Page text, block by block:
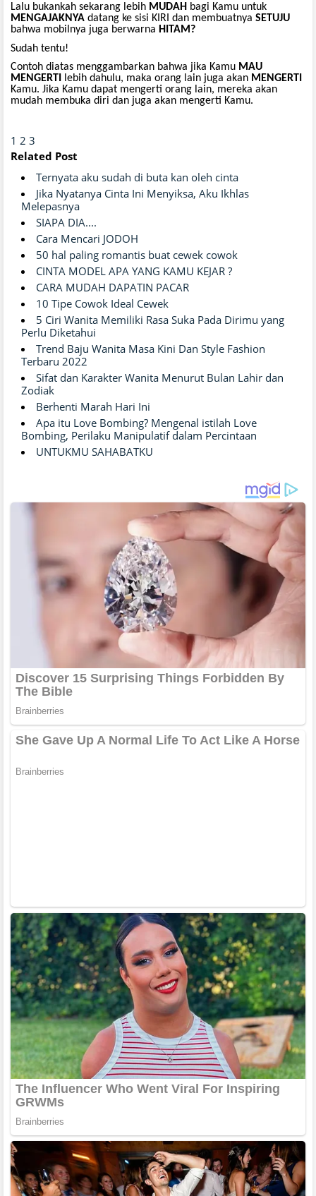
Lalu bukankah sekarang lebih MUDAH bagi Kamu untuk
MENGAJAKNYA datang ke sisi KIRI dan membuatnya SETUJU
bahwa mobilnya juga berwarna HITAM?
Sudah tentu!
Contoh diatas menggambarkan bahwa jika Kamu MAU
MENGERTI
lebih dahulu, maka orang lain juga akan MENGERTI
Kamu. Jika Kamu dapat mengerti orang lain, mereka akan
mudah membuka diri dan juga akan mengerti Kamu.
1 2 3
Related Post
Ternyata aku sudah di buta kan oleh cinta
Jika Nyatanya Cinta Ini Menyiksa, Aku Ikhlas
Melepasnya
SIAPA DIA....
Cara Mencari JODOH
50 hal paling romantis buat cewek cowok
CINTA MODEL APA YANG KAMU KEJAR ?
CARA MUDAH DAPATIN PACAR
10 Tipe Cowok Ideal Cewek
5 Ciri Wanita Memiliki Rasa Suka Pada Dirimu yang
Perlu Diketahui
Trend Baju Wanita Masa Kini Dan Style Fashion
Terbaru 2022
Sifat dan Karakter Wanita Menurut Bulan Lahir dan
Zodiak
Berhenti Marah Hari Ini
Apa itu Love Bombing? Mengenal istilah Love
Bombing, Perilaku Manipulatif dalam Percintaan
UNTUKMU SAHABATKU